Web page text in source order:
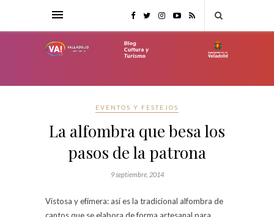
EVENTOS Y FESTEJOS
La alfombra que besa los
pasos de la patrona
9 septiembre, 2014
Vistosa y efímera: así es la tradicional alfombra de